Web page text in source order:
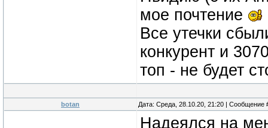
мое почтение
Все утечки
конкурент и
топ - не будет
botan Дата: Среда, 28.10.20, 21:20 | Сообщение
Надеялся на